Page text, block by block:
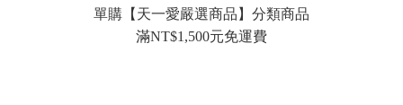
單購【天一愛嚴選商品】分類商品
滿NT$1,500元免運費